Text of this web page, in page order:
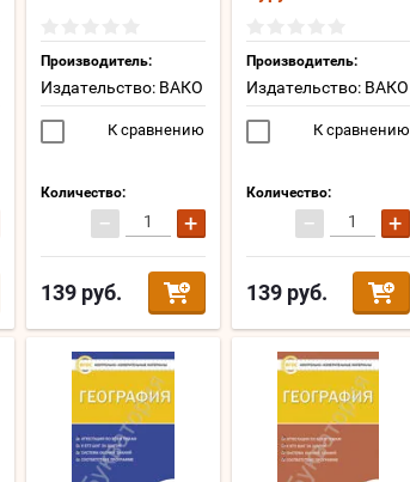
Производитель:
Издательство: ВАКО
К сравнению
Количество:
− +
139 руб.
Производитель:
Издательство: ВАКО
К сравнению
Количество:
− +
139руб.